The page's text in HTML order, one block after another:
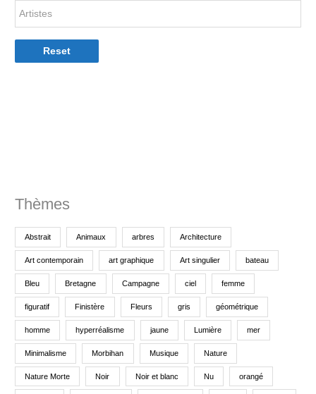
Reset
Thèmes
Abstrait Animaux arbres Architecture
Art contemporain art graphique Art singulier bateau
Bleu Bretagne Campagne ciel femme
figuratif Finistère Fleurs gris géométrique
homme hyperréalisme jaune Lumière mer
Minimalisme Morbihan Musique Nature
Nature Morte Noir Noir et blanc Nu orangé
h